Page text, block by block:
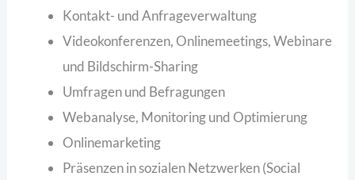
Kontakt- und Anfrageverwaltung
Videokonferenzen, Onlinemeetings, Webinare
und Bildschirm-Sharing
Umfragen und Befragungen
Webanalyse, Monitoring und Optimierung
Onlinemarketing
Präsenzen in sozialen Netzwerken (Social